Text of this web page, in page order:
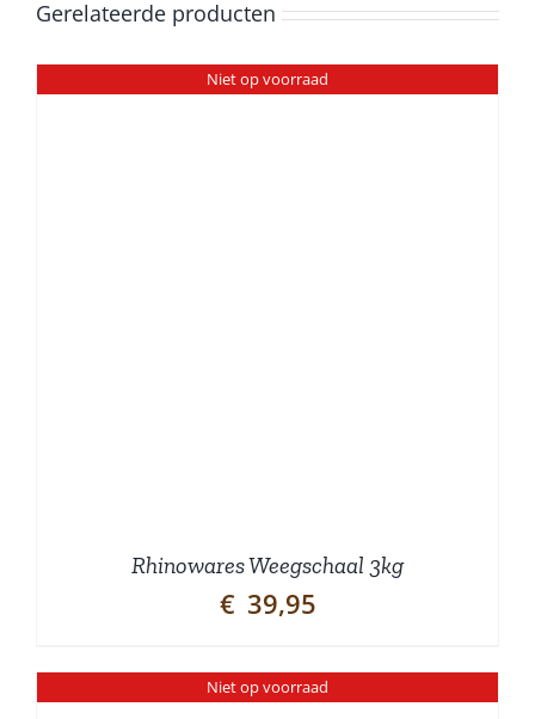
Gerelateerde producten
Niet op voorraad
Rhinowares Weegschaal 3kg
€ 39,95
Niet op voorraad